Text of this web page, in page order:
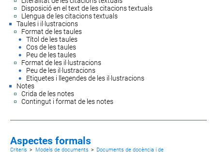
Disposició en el text de les citacions textuals
Llengua de les citacions textuals
Taules i il·lustracions
Format de les taules
Títol de les taules
Cos de les taules
Peu de les taules
Format de les il·lustracions
Peu de les il·lustracions
Etiquetes i llegendes de les il·lustracions
Notes
Crida de les notes
Contingut i format de les notes
Aspectes formals
Criteris > Models de documents > Documents de docència i de